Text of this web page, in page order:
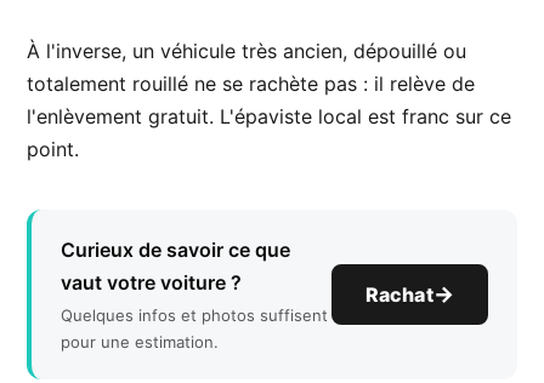
À l'inverse, un véhicule très ancien, dépouillé ou
totalement rouillé ne se rachète pas : il relève de
l'enlèvement gratuit. L'épaviste local est franc sur ce
point.
Curieux de savoir ce que
vaut votre voiture ?
Quelques infos et photos suffisent
pour une estimation.
Rachat